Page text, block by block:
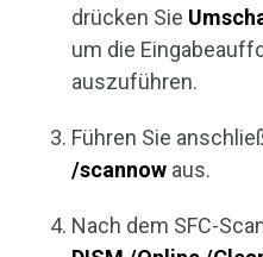
drücken Sie
um die
auszuführen.
Führen Sie
/scannow aus.
Nach dem SFC-